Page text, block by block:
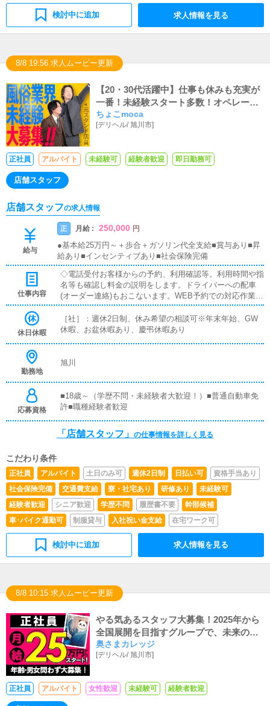
検討中に追加 求人情報を見る
8/8 19:56 求人ムービー更新
【20・30代活躍中】仕事も休みも充実が
一番！未経験スタート多数！オペレータ
ー業務◎週休2日制・社保あり
ちょこmoca
[デリヘル/ 旭川市]
正社員 アルバイト 未経験可 経験者歓迎 即日勤務可
店舗スタッフ
店舗スタッフの求人情報
給与
正 月給 : 250,000 円
●基本給25万円～＋歩合＋ガソリン代全支給■賞与あり■昇
給あり■インセンティブあり■社会保険完備
仕事内容
◇電話受付お客様からの予約、利用確認等。利用時間や指
名等も確認し料金の説明をします。ドライバーへの配車
(オーダー連絡)もおこないます。WEB予約での対応作業も
あります。◇WEB更新ポータルサイトにおけるPC業務(情
報配信、更新、作成、管理業務全般)◇ドライバー業務キ
ャスト送迎(オーダー派遣、出退勤時)◇清掃等雑務事務所
休日休暇
［社］：週休2日制、休み希望の相談可※年末年始、GW
休暇、お盆休暇あり、慶弔休暇あり
勤務地
旭川
応募資格
■18歳～（学歴不問・未経験者大歓迎！）■普通自動車免
許■職種経験者歓迎
「店舗スタッフ」 の仕事情報を詳しく見る
こだわり条件
正社員 アルバイト 土日のみ可 週休2日制 日払い可
資格手当あり
社会保険完備
交通費支給 寮・社宅あり 研修あり
未経験可
経験者歓迎
シニア歓迎 学歴不問 履歴書不要
幹部候補
車･バイク通勤可
制服貸与 入社祝い金支給 在宅ワーク可
検討中に追加 求人情報を見る
8/8 10:15 求人ムービー更新
やる気あるスタッフ大募集！2025年から
全国展開を目指すグループで、未来の店
長！
奥さまカレッジ
[デリヘル/ 旭川市]
正社員 アルバイト 女性歓迎 未経験可 経験者歓迎